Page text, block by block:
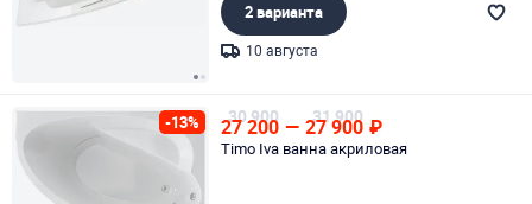
2 варианта
10 августа
-13% 30 900
27 200 — 31 900
27 900 ₽
Timo Iva ванна акриловая